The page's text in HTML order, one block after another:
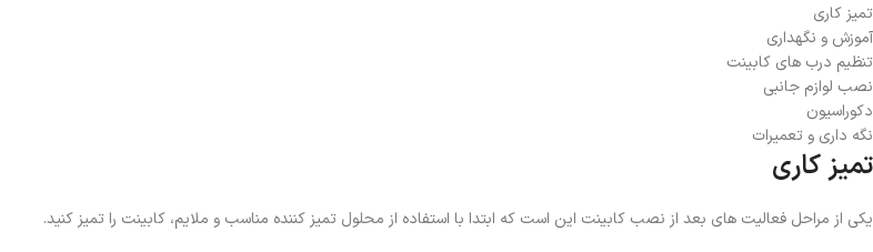
تمیز کاری
آموزش و نگهداری
تنظیم درب های کابینت
نصب لوازم جانبی
دکوراسیون
نگه داری و تعمیرات
تمیز کاری
یکی از مراحل فعالیت های بعد از نصب کابینت این است که ابتدا با استفاده از محلول تمیز کننده مناسب و ملایم، کابینت را تمیز کنید.